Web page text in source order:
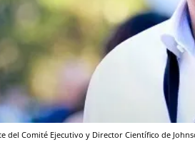
del Comité Ejecutivo y Director Científico de